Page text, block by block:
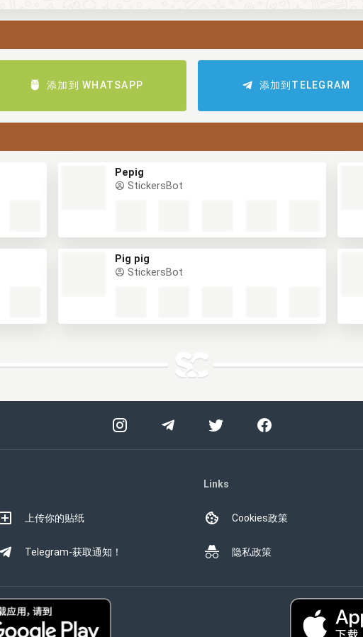
添加到 WHATSAPP 添加到TELEGRAM
Pepig
StickersBot
Pig pig
StickersBot
上传你的贴纸
Telegram-获取通知！
Links
Cookies政策
隐私政策